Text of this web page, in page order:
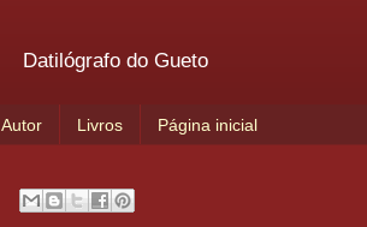
Datilógrafo do Gueto
Autor Livros Página inicial